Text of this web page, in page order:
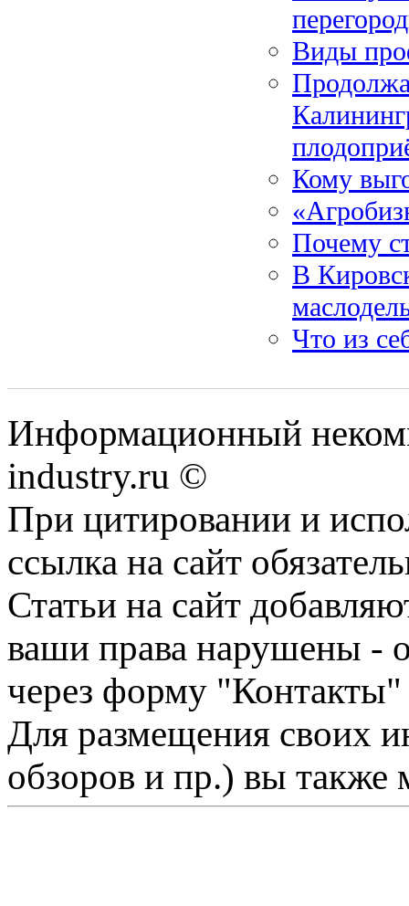
Виды
Кому
Почему
В
Что из
Информационный
industry.ru ©
При цитировании и
ссылка на сайт
Статьи на сайт
ваши права нарушены -
через форму "Контакты"
Для размещения своих
обзоров и пр.) вы также